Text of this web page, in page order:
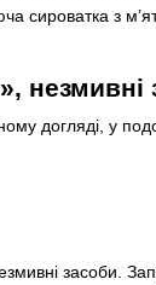
з
незмивні
догляді, у
засоби.